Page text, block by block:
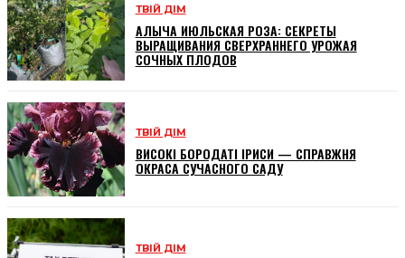
ТВІЙ ДІМ
АЛЫЧА ИЮЛЬСКАЯ РОЗА: СЕКРЕТЫ
ВЫРАЩИВАНИЯ СВЕРХРАННЕГО УРОЖАЯ
СОЧНЫХ ПЛОДОВ
ТВІЙ ДІМ
ВИСОКІ БОРОДАТІ ІРИСИ — СПРАВЖНЯ
ОКРАСА СУЧАСНОГО САДУ
ТВІЙ ДІМ